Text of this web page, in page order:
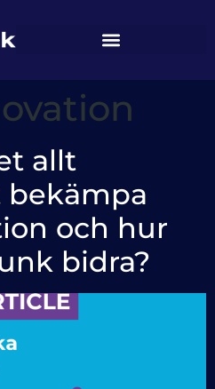
allt
och hur
bidra?